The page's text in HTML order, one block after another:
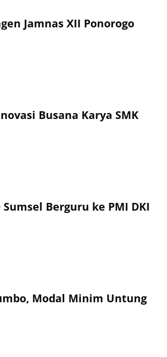
Jamnas XII Ponorogo
Busana Karya SMK
Sumsel Berguru ke PMI DKI
Modal Minim Untung